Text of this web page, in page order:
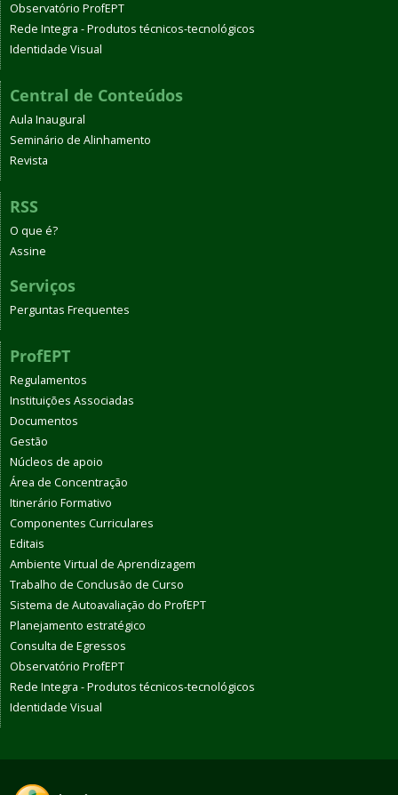
Observatório ProfEPT
Rede Integra - Produtos técnicos-tecnológicos
Identidade Visual
Central de Conteúdos
Aula Inaugural
Seminário de Alinhamento
Revista
RSS
O que é?
Assine
Serviços
Perguntas Frequentes
ProfEPT
Regulamentos
Instituições Associadas
Documentos
Gestão
Núcleos de apoio
Área de Concentração
Itinerário Formativo
Componentes Curriculares
Editais
Ambiente Virtual de Aprendizagem
Trabalho de Conclusão de Curso
Sistema de Autoavaliação do ProfEPT
Planejamento estratégico
Consulta de Egressos
Observatório ProfEPT
Rede Integra - Produtos técnicos-tecnológicos
Identidade Visual